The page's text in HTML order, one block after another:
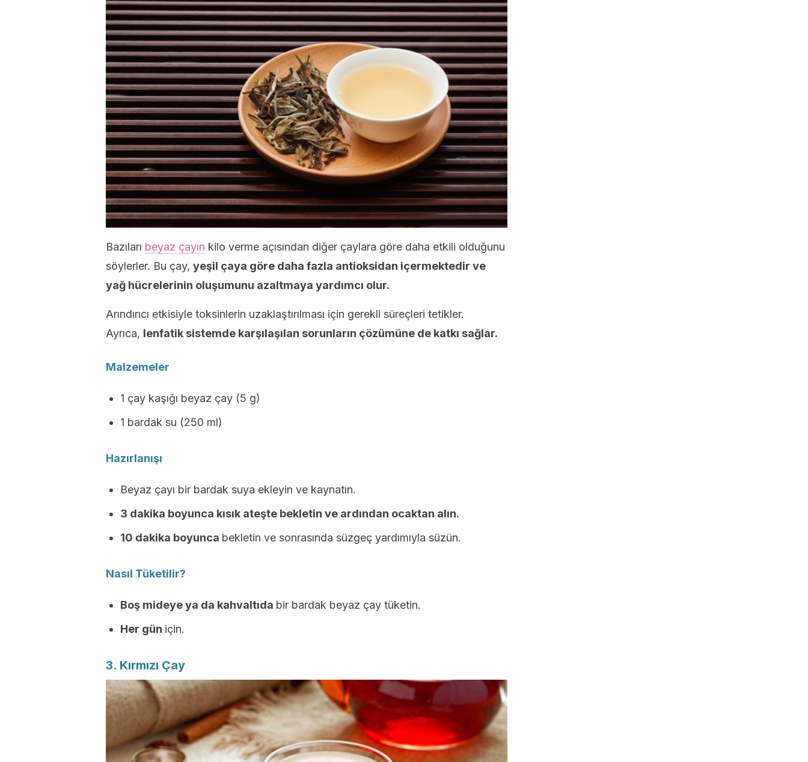
Bazıları beyaz çayın kilo verme açısından diğer çaylara göre daha etkili olduğunu
söylerler. Bu çay, yeşil çaya göre daha fazla antioksidan içermektedir ve
yağ hücrelerinin oluşumunu azaltmaya yardımcı olur.
Arındırıcı etkisiyle toksinlerin uzaklaştırılması için gerekli süreçleri tetikler.
Ayrıca, lenfatik sistemde karşılaşılan sorunların çözümüne de katkı sağlar.
Malzemeler
1 çay kaşığı beyaz çay (5 g)
1 bardak su (250 ml)
Hazırlanışı
Beyaz çayı bir bardak suya ekleyin ve kaynatın.
3 dakika boyunca kısık ateşte bekletin ve ardından ocaktan alın.
10 dakika boyunca bekletin ve sonrasında süzgeç yardımıyla süzün.
Nasıl Tüketilir?
Boş mideye ya da kahvaltıda bir bardak beyaz çay tüketin.
Her gün için.
3. Kırmızı Çay